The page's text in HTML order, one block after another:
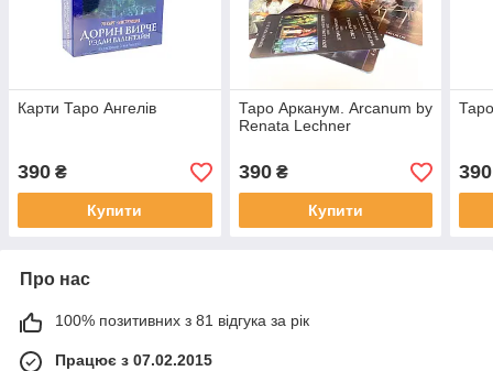
Карти Таро Ангелів
390 ₴
Купити
Таро Арканум. Arcanum by
Renata Lechner
390₴
Купити
390
Про нас
100% позитивних з 81 відгука за рік
Працює з 07.02.2015